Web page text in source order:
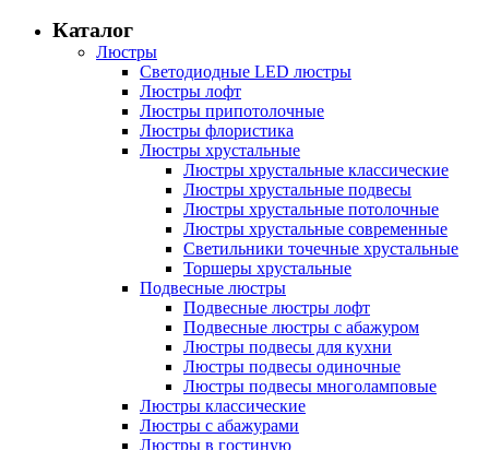
Каталог
Люстры
Светодиодные LED люстры
Люстры лофт
Люстры припотолочные
Люстры флористика
Люстры хрустальные
Люстры хрустальные классические
Люстры хрустальные подвесы
Люстры хрустальные потолочные
Люстры хрустальные современные
Светильники точечные хрустальные
Торшеры хрустальные
Подвесные люстры
Подвесные люстры лофт
Подвесные люстры с абажуром
Люстры подвесы для кухни
Люстры подвесы одиночные
Люстры подвесы многоламповые
Люстры классические
Люстры с абажурами
Люстры в гостиную